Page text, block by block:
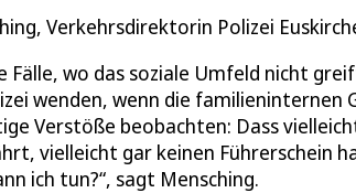
Verkehrsdirektorin Polizei
Fälle, wo das soziale Umfeld nicht
wenden, wenn die familieninternen
Verstöße beobachten: Dass
vielleicht gar keinen Führerschein
ich tun?“, sagt Mensching.